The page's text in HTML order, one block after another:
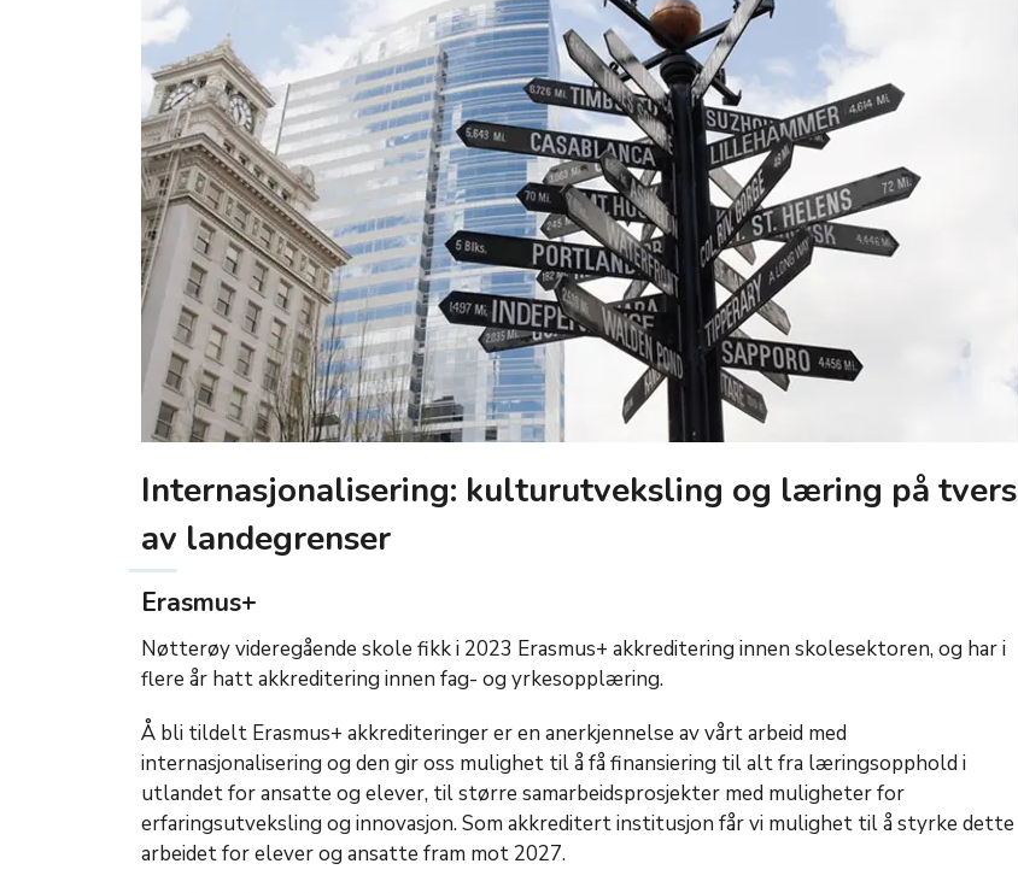
Internasjonalisering: kulturutveksling og læring på tvers
av landegrenser
Erasmus+
Nøtterøy videregående skole fikk i 2023 Erasmus+ akkreditering innen skolesektoren, og har i
flere år hatt akkreditering innen fag- og yrkesopplæring.
Å bli tildelt Erasmus+ akkrediteringer er en anerkjennelse av vårt arbeid med
internasjonalisering og den gir oss mulighet til å få finansiering til alt fra læringsopphold i
utlandet for ansatte og elever, til større samarbeidsprosjekter med muligheter for
erfaringsutveksling og innovasjon. Som akkreditert institusjon får vi mulighet til å styrke dette
arbeidet for elever og ansatte fram mot 2027.